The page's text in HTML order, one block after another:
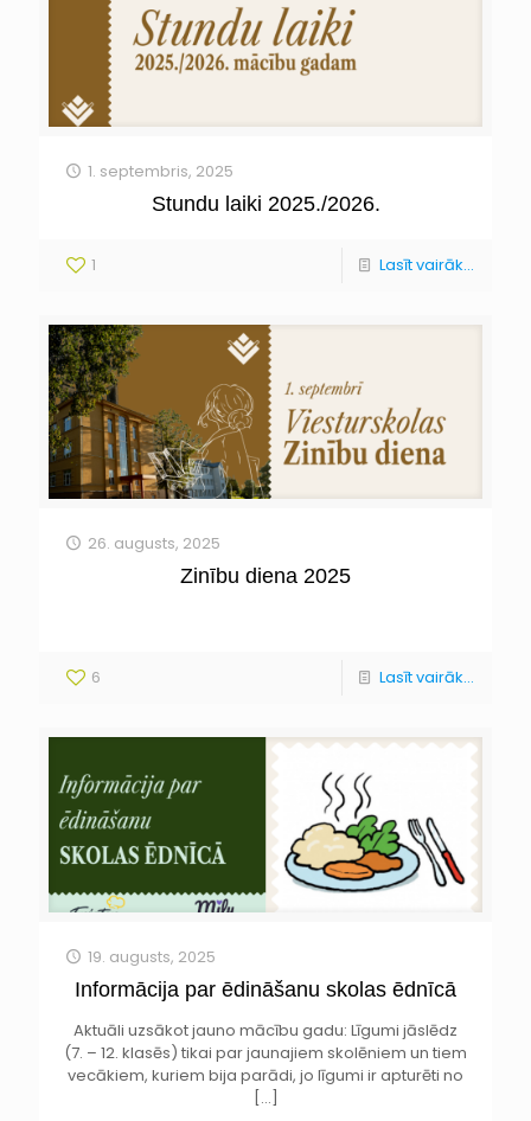
1. septembris, 2025
Stundu laiki 2025./2026.
1 Lasīt vairāk...
26. augusts, 2025
Zinību diena 2025
6 Lasīt vairāk...
19. augusts, 2025
Informācija par ēdināšanu skolas ēdnīcā
Aktuāli uzsākot jauno mācību gadu: Līgumi jāslēdz
(7. – 12. klasēs) tikai par jaunajiem skolēniem un tiem
vecākiem, kuriem bija parādi, jo līgumi ir apturēti no
[…]